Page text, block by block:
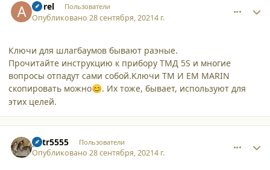
Aprel Пользователи
Опубликовано28 сентября, 20214 г.
Ключи для шлагбаумов бывают раэные.
Прочитайте инструкцию к прибору ТМД 5S и многие
вопросы отпадут сами собой.Kлючи ТМ И EM MARIN
скопировать можно😊. Их тоже, бывает, используют для
этих целей.
petr5555 Пользователи
Опубликовано28 сентября, 20214 г.